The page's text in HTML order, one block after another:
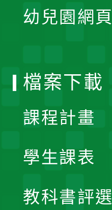
幼兒園網頁
檔案下載
課程計畫
學生課表
教科書評選